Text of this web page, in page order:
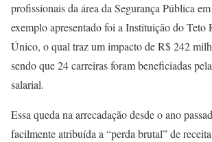
profissionais da área da Segurança Pública
exemplo apresentado foi a Instituição do Teto
Único, o qual traz um impacto de R$ 242
sendo que 24 carreiras foram beneficiadas
salarial.
Essa queda na arrecadação desde o ano
facilmente atribuída a “perda brutal” de